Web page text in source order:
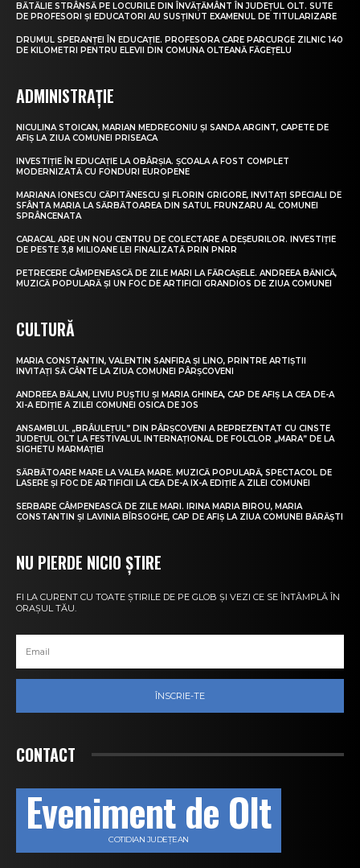
BĂTĂLIE STRÂNSĂ PE LOCURILE DIN ÎNVĂȚĂMÂNT ÎN JUDEȚUL OLT. SUTE
DE PROFESORI ȘI EDUCATORI AU SUSȚINUT EXAMENUL DE TITULARIZARE
DRUMUL SPERANȚEI ÎN EDUCAȚIE. PROFESORA CARE PARCURGE ZILNIC 140
DE KILOMETRI PENTRU ELEVII DIN COMUNA OLTEANĂ FĂGEȚELU
ADMINISTRAȚIE
NICULINA STOICAN, MARIAN MEDREGONIU ȘI SANDA ARGINT, CAPETE DE
AFIȘ LA ZIUA COMUNEI PRISEACA
INVESTIȚIE ÎN EDUCAȚIE LA OBÂRȘIA. ȘCOALA A FOST COMPLET
MODERNIZATĂ CU FONDURI EUROPENE
MARIANA IONESCU CĂPITĂNESCU ȘI FLORIN GRIGORE, INVITAȚI SPECIALI DE
SFÂNTA MARIA LA SĂRBĂTOAREA DIN SATUL FRUNZARU AL COMUNEI
SPRÂNCENATA
CARACAL ARE UN NOU CENTRU DE COLECTARE A DEȘEURILOR. INVESTIȚIE
DE PESTE 3,8 MILIOANE LEI FINALIZATĂ PRIN PNRR
PETRECERE CÂMPENEASCĂ DE ZILE MARI LA FĂRCAȘELE. ANDREEA BĂNICĂ,
MUZICĂ POPULARĂ ȘI UN FOC DE ARTIFICII GRANDIOS DE ZIUA COMUNEI
CULTURĂ
MARIA CONSTANTIN, VALENTIN SANFIRA ȘI LINO, PRINTRE ARTIȘTII
INVITAȚI SĂ CÂNTE LA ZIUA COMUNEI PÂRȘCOVENI
ANDREEA BĂLAN, LIVIU PUȘTIU ȘI MARIA GHINEA, CAP DE AFIȘ LA CEA DE-A
XI-A EDIȚIE A ZILEI COMUNEI OSICA DE JOS
ANSAMBLUL „BRÂULEȚUL” DIN PÂRȘCOVENI A REPREZENTAT CU CINSTE
JUDEȚUL OLT LA FESTIVALUL INTERNAȚIONAL DE FOLCLOR „MARA” DE LA
SIGHETU MARMAȚIEI
SĂRBĂTOARE MARE LA VALEA MARE. MUZICĂ POPULARĂ, SPECTACOL DE
LASERE ȘI FOC DE ARTIFICII LA CEA DE-A IX-A EDIȚIE A ZILEI COMUNEI
SERBARE CÂMPENEASCĂ DE ZILE MARI. IRINA MARIA BIROU, MARIA
CONSTANTIN ȘI LAVINIA BÎRSOGHE, CAP DE AFIȘ LA ZIUA COMUNEI BĂRĂȘTI
NU PIERDE NICIO ȘTIRE
FI LA CURENT CU TOATE ȘTIRILE DE PE GLOB ȘI VEZI CE SE ÎNTÂMPLĂ ÎN
ORAȘUL TĂU.
ÎNSCRIE-TE
CONTACT
Eveniment de Olt
COTIDIAN JUDEȚEAN